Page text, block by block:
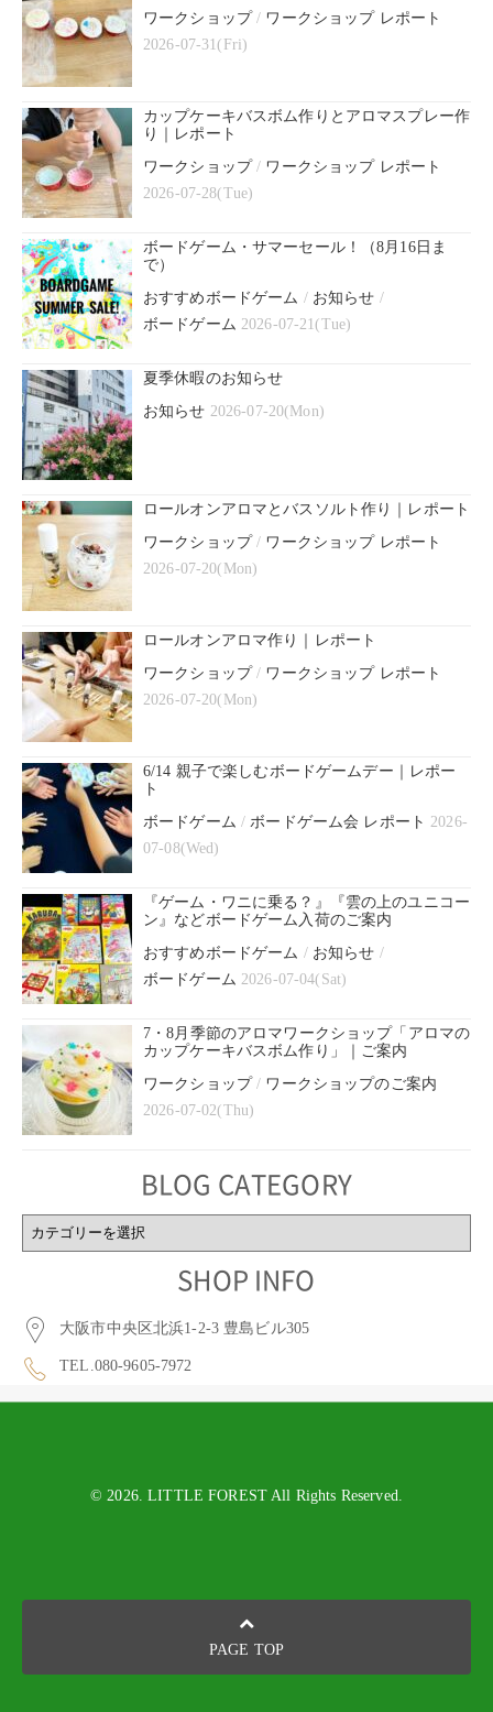
ワークショップ/ ワークショップ レポート
2026-07-31(Fri)
カップケーキバスボム作りとアロマスプレー作
り｜レポート
ワークショップ/ ワークショップ レポート
2026-07-28(Tue)
ボードゲーム・サマーセール！（8月16日ま
で）
おすすめボードゲーム / お知らせ /
ボードゲーム 2026-07-21(Tue)
夏季休暇のお知らせ
お知らせ 2026-07-20(Mon)
ロールオンアロマとバスソルト作り｜レポート
ワークショップ/ ワークショップ レポート
2026-07-20(Mon)
ロールオンアロマ作り｜レポート
ワークショップ/ ワークショップ レポート
2026-07-20(Mon)
6/14 親子で楽しむボードゲームデー｜レポー
ト
ボードゲーム / ボードゲーム会 レポート 2026-
07-08(Wed)
『ゲーム・ワニに乗る？』『雲の上のユニコー
ン』などボードゲーム入荷のご案内
おすすめボードゲーム / お知らせ /
ボードゲーム 2026-07-04(Sat)
7・8月季節のアロマワークショップ「アロマの
カップケーキバスボム作り」｜ご案内
ワークショップ/ ワークショップのご案内
2026-07-02(Thu)
BLOG CATEGORY
BLOG
CATEGORY
SHOP INFO
大阪市中央区北浜1-2-3 豊島ビル305
TEL.080-9605-7972
© 2026. LITTLE FOREST All Rights Reserved.
PAGE TOP